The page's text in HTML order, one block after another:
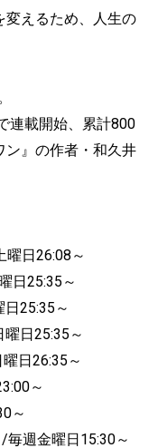
変えるため、人生の
連載開始、累計800
ン』の作者・和久井
日26:08～
日25:35～
25:35～
日25:35～
日26:35～
～
～
週金曜日15:30～